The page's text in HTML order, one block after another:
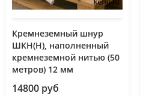
Кремнеземный шнур
ШКН(Н), наполненный
кремнеземной нитью (50
метров) 12 мм
14800 руб